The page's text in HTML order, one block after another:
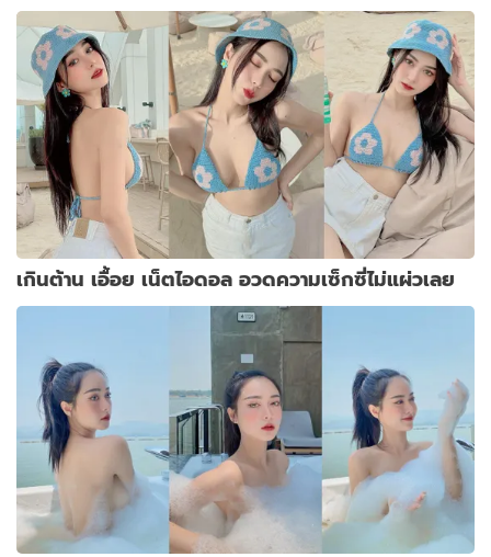
เกินต้าน เอื้อย เน็ตไอดอล อวดความเซ็กซี่ไม่แผ่วเลย